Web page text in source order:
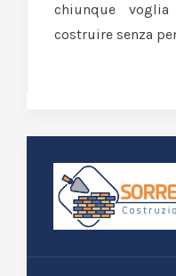
chiunque
costruire senza